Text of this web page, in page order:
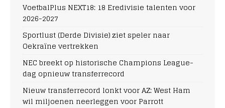
VoetbalPlus NEXT18: 18 Eredivisie talenten voor
2026-2027
Sportlust (Derde Divisie) ziet speler naar
Oekraïne vertrekken
NEC breekt op historische Champions League-
dag opnieuw transferrecord
Nieuw transferrecord lonkt voor AZ: West Ham
wil miljoenen neerleggen voor Parrott